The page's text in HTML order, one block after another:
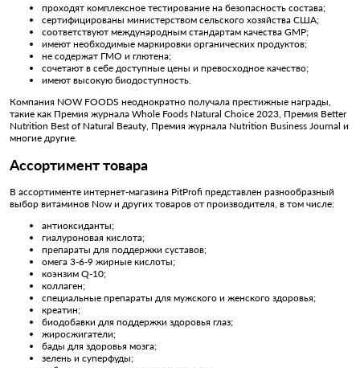
проходят комплексное тестирование на безопасность состава;
сертифицированы министерством сельского хозяйства США;
соответствуют международным стандартам качества GMP;
имеют необходимые маркировки органических продуктов;
не содержат ГМО и глютена;
сочетают в себе доступные цены и превосходное качество;
имеют высокую биодоступность.
Компания NOW FOODS неоднократно получала престижные награды,
такие как Премия журнала Whole Foods Natural Choice 2023, Премия Better
Nutrition Best of Natural Beauty, Премия журнала Nutrition Business Journal и
многие другие.
Ассортимент товара
В ассортименте интернет-магазина PitProfi представлен разнообразный
выбор витаминов Now и других товаров от производителя, в том числе:
антиоксиданты;
гиалуроновая кислота;
препараты для поддержки суставов;
омега 3-6-9 жирные кислоты;
коэнзим Q-10;
коллаген;
специальные препараты для мужского и женского здоровья;
креатин;
биодобавки для поддержки здоровья глаз;
жиросжигатели;
бады для здоровья мозга;
зелень и суперфуды;